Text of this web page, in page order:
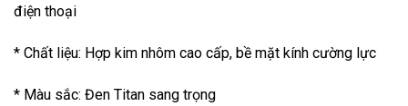
điện thoại
* Chất liệu: Hợp kim nhôm cao cấp, bề mặt kính cường lực
* Màu sắc: Đen Titan sang trọng